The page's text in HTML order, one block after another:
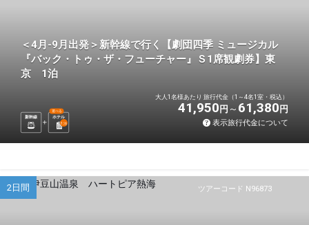
＜4月-9月出発＞新幹線で行く【劇団四季 ミュージカル
『バック・トゥ・ザ・フューチャー』Ｓ1席観劇券】東
京 1泊
新幹線 ホテル
選べる
1 泊
大人1名様あたり 旅行代金（1～4名1室・税込）
41,950 円 61,380 円
表示旅行代金について
ツアーコード N96873
2日間